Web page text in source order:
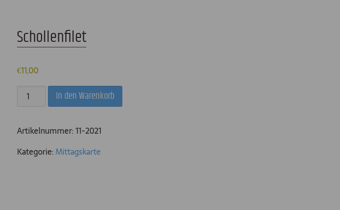
Schollenfilet
€11,00
SchollenfiletIn den Warenkorb
Artikelnummer:11-2021
Kategorie:Mittagskarte